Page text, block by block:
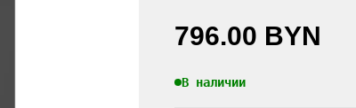
796.00 BYN
В наличии